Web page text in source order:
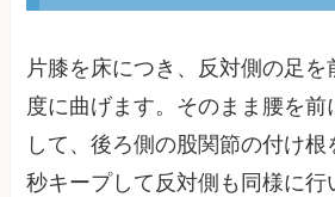
片膝を床につき、反対側の足
度に曲げます。そのまま腰を前
して、後ろ側の股関節の付け
秒キープして反対側も同様に行